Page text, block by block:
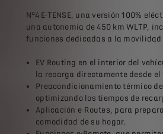
N°4 E-TENSE, una versión 100%
una autonomía de 450 km WLTP,
funciones dedicadas a la
EV Routing en el interior del
la recarga directamente desde el
Preacondicionamiento térmico
optimizando los tiempos de
Aplicación e-Routes, para
comodidad de su hogar.